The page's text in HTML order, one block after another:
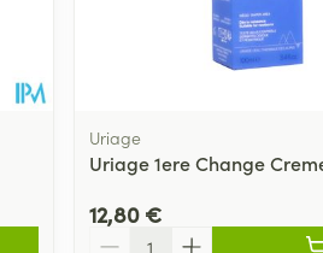
Uriage
Uriage 1ere Change
12,80 €
Quantité